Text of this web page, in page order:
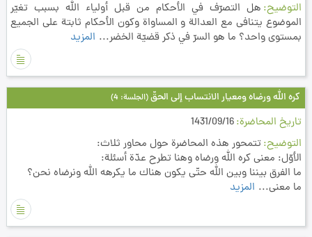
التوضيح هل التصرّف في الأحكام من قبل أولياء الله بسبب تغيّر
الموضوع يتنافى مع العدالة و المساواة وكون الأحكام ثابتة على الجميع
بمستوى واحد؟ ما هو السرّ في ذكر قضيّة الخضر... المزيد
كره الله ورضاه ومعيار الانتساب إلى الحقّ(الجلسة: 4)
تاريخ المحاضرة 1431/09/16
التوضيح تتمحور هذه المحاضرة حول محاور ثلاث:
الأوّل: معنى كره الله ورضاه وهنا تطرح عدّة أسئلة:
ما الفرق بيننا وبين الله حتّى يكون هناك ما يكرهه الله ونرضاه نحن؟
ما معنى... المزيد